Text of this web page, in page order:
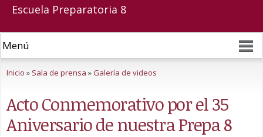
Escuela Preparatoria 8
Inicio » Sala de prensa »Galería de videos
Acto Conmemorativo por el 35
Aniversario de nuestra Prepa 8